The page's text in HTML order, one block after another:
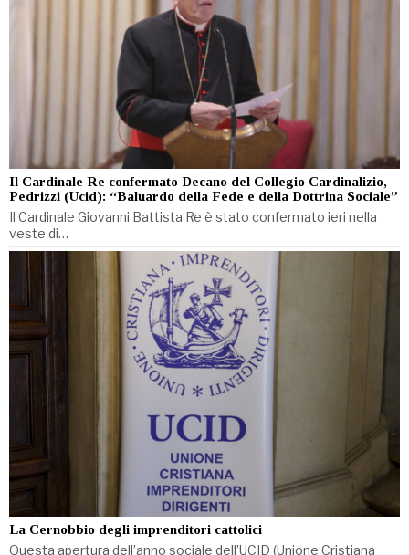
Il Cardinale Re confermato Decano del Collegio Cardinalizio,
Pedrizzi (Ucid): “Baluardo della Fede e della Dottrina Sociale”
Il Cardinale Giovanni Battista Re è stato confermato ieri nella
veste di…
La Cernobbio degli imprenditori cattolici
Questa apertura dell’anno sociale dell’UCID (Unione Cristiana